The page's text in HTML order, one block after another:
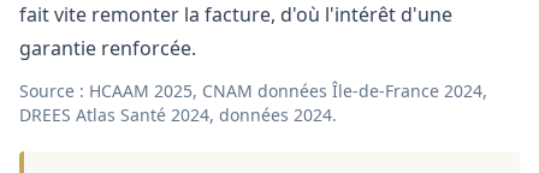
fait vite remonter la facture, d'où l'intérêt d'une
garantie renforcée.
Source : HCAAM 2025, CNAM données Île-de-France 2024,
DREES Atlas Santé 2024, données 2024.